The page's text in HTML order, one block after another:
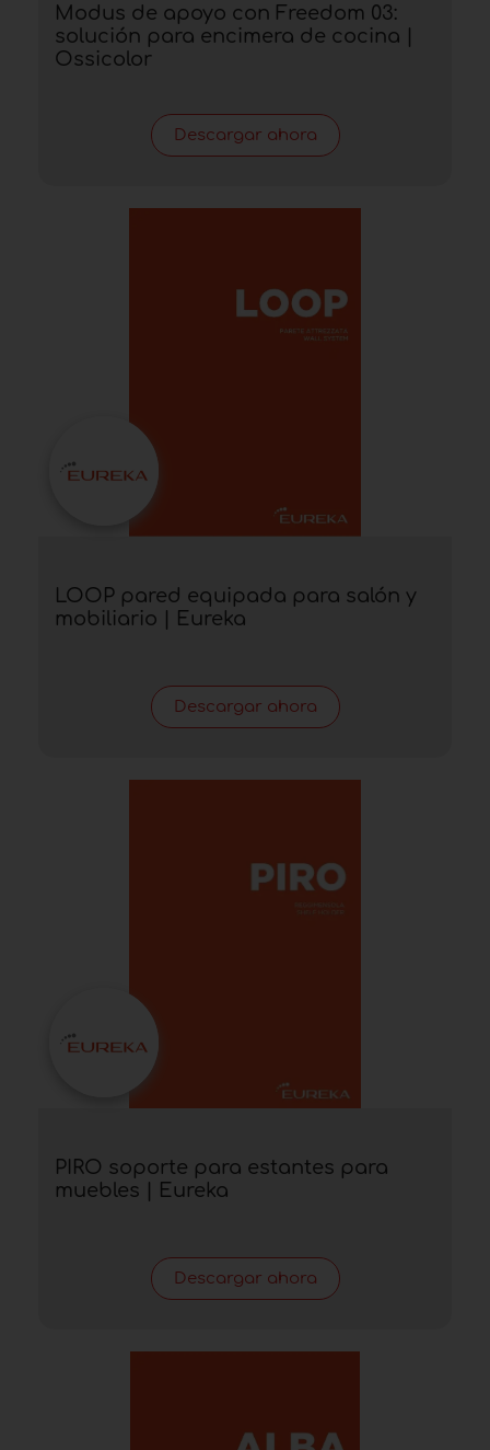
Modus de apoyo con Freedom 03:
solución para encimera de cocina |
Ossicolor
Descargar ahora
LOOP pared equipada para salón y
mobiliario | Eureka
Descargar ahora
PIRO soporte para estantes para
muebles | Eureka
Descargar ahora